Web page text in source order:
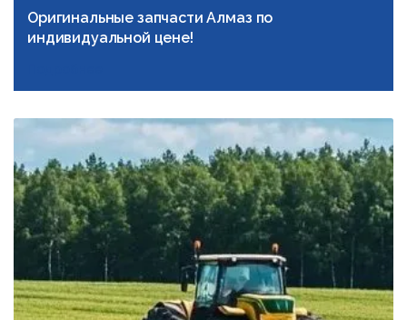
Оригинальные запчасти Алмаз по
индивидуальной цене!